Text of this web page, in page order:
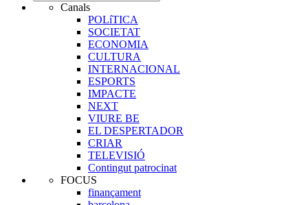
Canals
POLíTICA
SOCIETAT
ECONOMIA
CULTURA
INTERNACIONAL
ESPORTS
IMPACTE
NEXT
VIURE BE
EL DESPERTADOR
CRIAR
TELEVISIÓ
Contingut patrocinat
FOCUS
finançament